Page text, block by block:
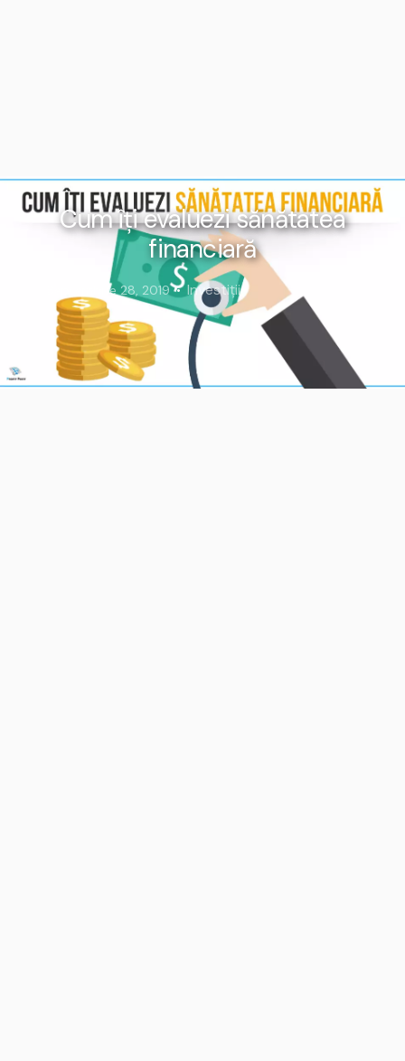
Cum îți evaluezi sănătatea
financiară
Septembrie 28, 2019 Investiții